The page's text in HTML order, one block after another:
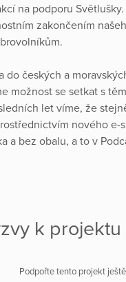
na podporu
zakončením
do českých a
možnost se setkat s
let víme, že
nového
a bez obalu, a to v
k projektu
Podpořte tento projekt